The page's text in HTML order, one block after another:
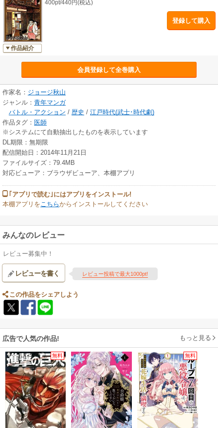
作品紹介
400pt/440円(税込)
登録して購入
会員登録して全巻購入
作家名： ジョージ秋山
ジャンル： 青年マンガ
バトル・アクション / 歴史 / 江戸時代(武士･時代劇)
作品タグ： 医師
※システムにて自動抽出したものを表示しています
DL期限：無期限
配信開始日：2014年11月21日
ファイルサイズ：79.4MB
対応ビューア：ブラウザビューア、本棚アプリ
｢アプリで読む｣にはアプリをインストール!
本棚アプリを こちらからインストールしてください
みんなのレビュー
レビュー募集中！
レビューを書く レビュー投稿で最大1000pt!
この作品をシェアしよう
広告で人気の作品! もっと見る
無料 無料